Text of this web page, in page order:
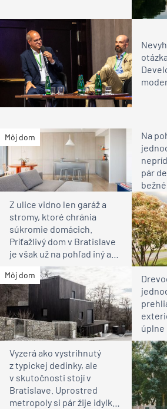
Môj dom
Na
pár
Z ulice vidno len garáž a
stromy, ktoré chránia
súkromie domácich.
Príťažlivý dom v Bratislave
je však už na pohľad iný ako
susedia
Môj dom
úplne
čakali
Vyzerá ako vystrihnutý
z typickej dedinky, ale
v skutočnosti stojí v
Bratislave. Uprostred
metropoly si pár žije idylku